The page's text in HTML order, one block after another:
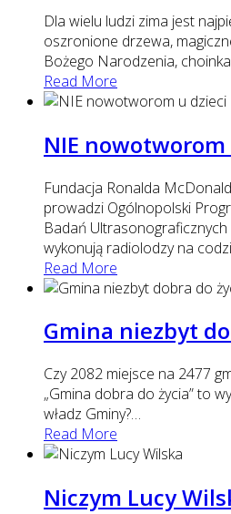
Dla wielu ludzi zima jest
oszronione drzewa,
Bożego Narodzenia,
Read More
NIE
Fundacja Ronalda
prowadzi Ogólnopolski
Badań
wykonują radiolodzy na
Read More
Gmina niezbyt
Czy 2082 miejsce na 2477
„Gmina dobra do życia” to
władz Gminy?…
Read More
Niczym Lucy